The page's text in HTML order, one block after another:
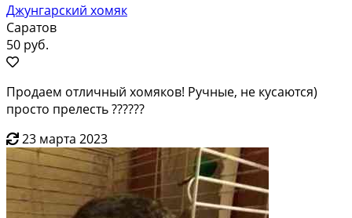
Джунгарский хомяк
Саратов
50 руб.
Продаем отличный хомяков! Ручные, не кусаются)
просто прелесть ??????
23 марта 2023